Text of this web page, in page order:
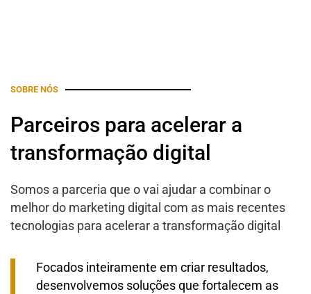
SOBRE NÓS
Parceiros para acelerar a
transformação digital
Somos a parceria que o vai ajudar a combinar o
melhor do marketing digital com as mais recentes
tecnologias para acelerar a transformação digital
Focados inteiramente em criar resultados,
desenvolvemos soluções que fortalecem as